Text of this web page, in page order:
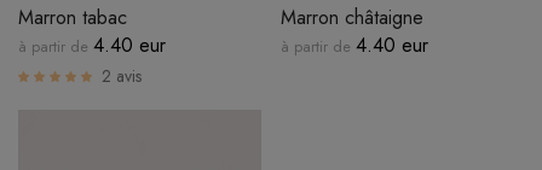
Marron tabac
à partir de 4.40 eur
2 avis
Marron châtaigne
à partir de 4.40 eur